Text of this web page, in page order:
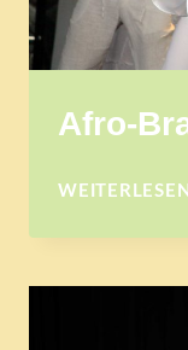
Afro-
WEITERLESEN